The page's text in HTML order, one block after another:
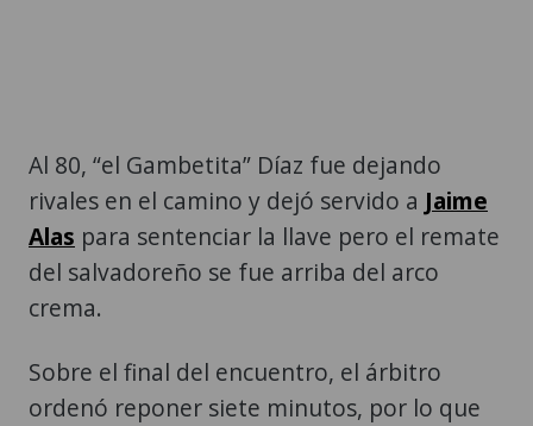
Al 80, “el Gambetita” Díaz fue dejando
rivales en el camino y dejó servido a Jaime
Alas para sentenciar la llave pero el remate
del salvadoreño se fue arriba del arco
crema.
Sobre el final del encuentro, el árbitro
ordenó reponer siete minutos, por lo que